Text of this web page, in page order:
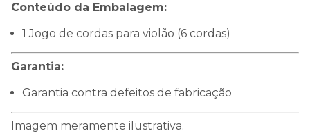
Conteúdo da Embalagem:
1 Jogo de cordas para violão (6 cordas)
Garantia:
Garantia contra defeitos de fabricação
Imagem meramente ilustrativa.